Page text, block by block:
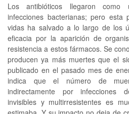
Los antibióticos llegaron
infecciones bacterianas; pero esta
vidas ha salvado a lo largo de los
eficacia por la aparición de
resistencia a estos fármacos. Se
producen ya más muertes que el
publicado en el pasado mes de
indica que el número de
indirectamente por infecciones
invisibles y multirresistentes es